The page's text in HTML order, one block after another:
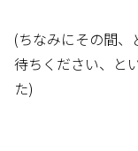
(ちなみにその間
待ちください、と
た)